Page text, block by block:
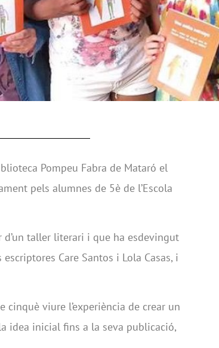
Pompeu Fabra de Mataró el
pels alumnes de 5è de l’Escola
d’un taller literari i que ha esdevingut
Care Santos i Lola Casas, i
viure l’experiència de crear un
idea inicial fins a la seva publicació,